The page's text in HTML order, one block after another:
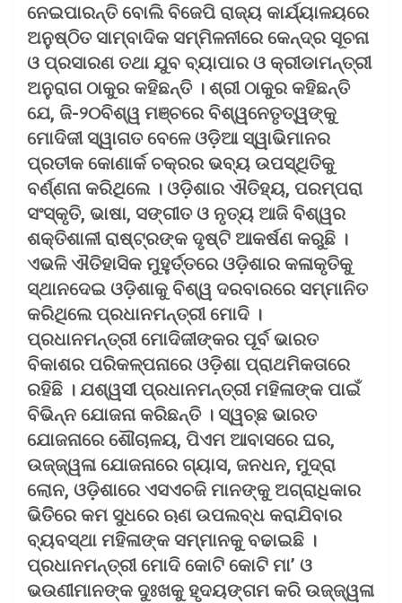
ନେଇପାରନ୍ତି ବୋଲି ବିଜେପି ରାଜ୍ୟ କାର୍ଯ୍ୟାଳୟରେ
ଅନୁଷ୍ଠିତ ସାମ୍ବାଦିକ ସମ୍ମିଳନୀରେ କେନ୍ଦ୍ର ସୂଚନା
ଓ ପ୍ରସାରଣ ତଥା ଯୁବ ବ୍ୟାପାର ଓ କ୍ରୀଡାମନ୍ତ୍ରୀ
ଅନୁରାଗ ଠାକୁର କହିଛନ୍ତି । ଶ୍ରୀ ଠାକୁର କହିଛନ୍ତି
ଯେ, ଜି-୨୦ବିଶ୍ୱ ମଞ୍ଚରେ ବିଶ୍ୱନେତୃତ୍ୱଙ୍କୁ
ମୋଦିଜୀ ସ୍ୱାଗତ ବେଳେ ଓଡ଼ିଆ ସ୍ୱାଭିମାନର
ପ୍ରତୀକ କୋଣାର୍କ ଚକ୍ରର ଭବ୍ୟ ଉପସ୍ଥିତିକୁ
ବର୍ଣ୍ଣନା କରିଥିଲେ । ଓଡ଼ିଶାର ଐତିହ୍ୟ, ପରମ୍ପରା
ସଂସ୍କୃତି, ଭାଷା, ସଙ୍ଗୀତ ଓ ନୃତ୍ୟ ଆଜି ବିଶ୍ୱର
ଶକ୍ତିଶାଳୀ ରାଷ୍ଟ୍ରଙ୍କ ଦୃଷ୍ଟି ଆକର୍ଷଣ କରୁଛି ।
ଏଭଳି ଐତିହାସିକ ମୁହୁର୍ତ୍ତରେ ଓଡ଼ିଶାର କଳାକୃତିକୁ
ସ୍ଥାନଦେଇ ଓଡ଼ିଶାକୁ ବିଶ୍ୱ ଦରବାରରେ ସମ୍ମାନିତ
କରିଥିଲେ ପ୍ରଧାନମନ୍ତ୍ରୀ ମୋଦି ।
ପ୍ରଧାନମନ୍ତ୍ରୀ ମୋଦିଜୀଙ୍କର ପୂର୍ବ ଭାରତ
ବିକାଶର ପରିକଳ୍ପନାରେ ଓଡ଼ିଶା ପ୍ରାଥମିକତାରେ
ରହିଛି । ଯଶ୍ୱସୀ ପ୍ରଧାନମନ୍ତ୍ରୀ ମହିଳାଙ୍କ ପାଇଁ
ବିଭିନ୍ନ ଯୋଜନା କରିଛନ୍ତି । ସ୍ୱଚ୍ଛ ଭାରତ
ଯୋଜନାରେ ଶୌଚାଳୟ, ପିଏମ ଆବାସରେ ଘର,
ଉଜ୍ଜ୍ୱଳା ଯୋଜନାରେ ଗ୍ୟାସ, ଜନଧନ, ମୁଦ୍ରା
ଲୋନ, ଓଡ଼ିଶାରେ ଏସଏଚଜି ମାନଙ୍କୁ ଅଗ୍ରାଧିକାର
ଭିତିିରେ କମ ସୁଧରେ ଋଣ ଉପଲବ୍ଧ କରାଯିବାର
ବ୍ୟବସ୍ଥା ମହିଳାଙ୍କ ସମ୍ମାନକୁ ବଢାଇଛି ।
ପ୍ରଧାନମନ୍ତ୍ରୀ ମୋଦି କୋଟି କୋଟି ମା’ ଓ
ଭଉଣୀମାନଙ୍କ ଦୁଃଖକୁ ହୃଦୟଙ୍ଗମ କରି ଉଜ୍ଜ୍ୱଳା